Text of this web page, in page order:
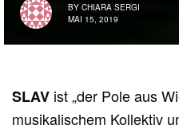
BY CHIARA SERGI
MAI 15, 2019
SLAV ist „der Pole aus
musikalischem Kollektiv